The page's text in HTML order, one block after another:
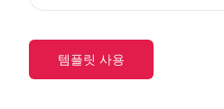
템플릿 사용